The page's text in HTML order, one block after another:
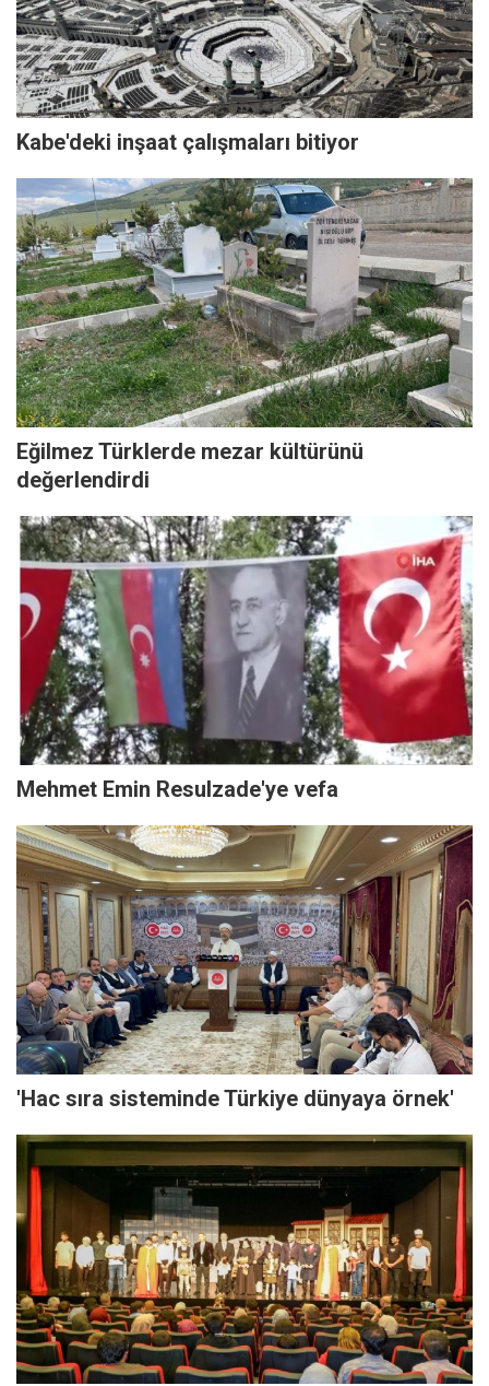
Kabe'deki inşaat çalışmaları bitiyor
Eğilmez Türklerde mezar kültürünü
değerlendirdi
Mehmet Emin Resulzade'ye vefa
'Hac sıra sisteminde Türkiye dünyaya örnek'